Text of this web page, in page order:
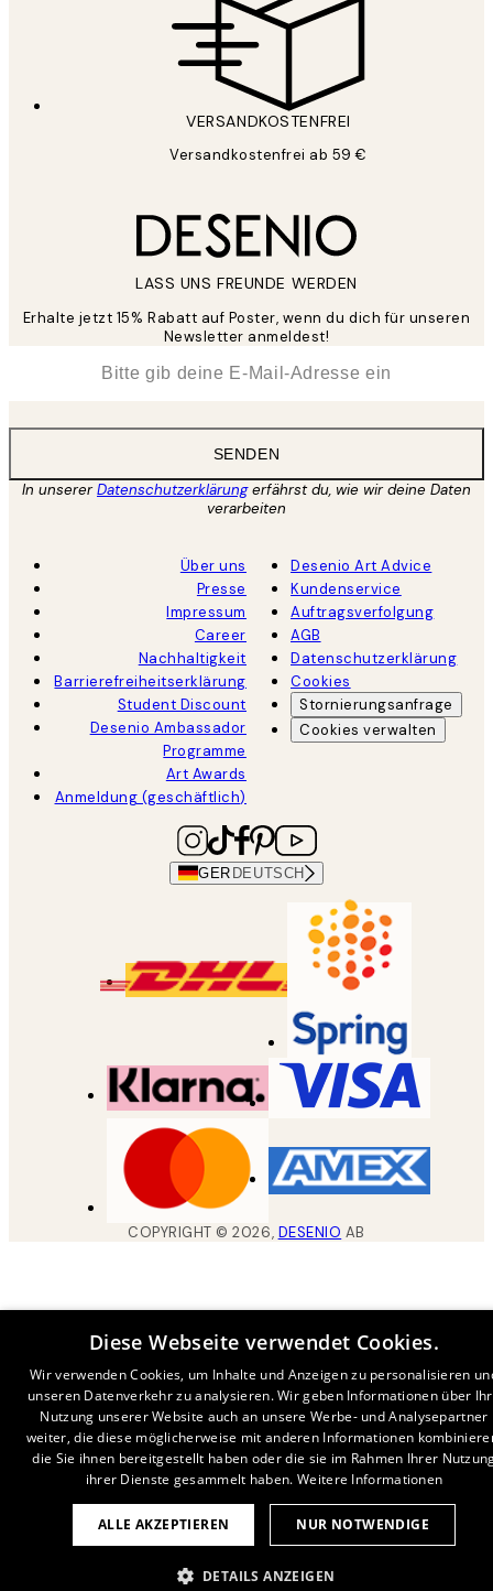
VERSANDKOSTENFREI
Versandkostenfrei ab 59 €
LASS UNS FREUNDE WERDEN
Erhalte jetzt 15% Rabatt auf Poster, wenn du dich für unseren
Newsletter anmeldest!
SENDEN
In unsererDatenschutzerklärungerfährst du, wie wir deine Daten
verarbeiten
Über uns
Presse
Impressum
Career
Nachhaltigkeit
Barrierefreiheitserklärung
Student Discount
Desenio Ambassador
Programme
Art Awards
Anmeldung (geschäftlich)
Desenio Art Advice
Kundenservice
Auftragsverfolgung
AGB
Datenschutzerklärung
Cookies
Stornierungsanfrage
Cookies verwalten
GER DEUTSCH
COPYRIGHT ©2026, DESENIO AB
Diese Webseite verwendet Cookies.
Wir verwenden Cookies, um Inhalte und Anzeigen zu personalisieren
unseren Datenverkehr zu analysieren. Wir geben Informationen über
Nutzung unserer Website auch an unsere Werbe- und Analysepartner
weiter, die diese möglicherweise mit anderen Informationen
die Sie ihnen bereitgestellt haben oder die sie im Rahmen Ihrer
ihrer Dienste gesammelt haben. Weitere Informationen
ALLE AKZEPTIEREN NUR NOTWENDIGE
DETAILS ANZEIGEN